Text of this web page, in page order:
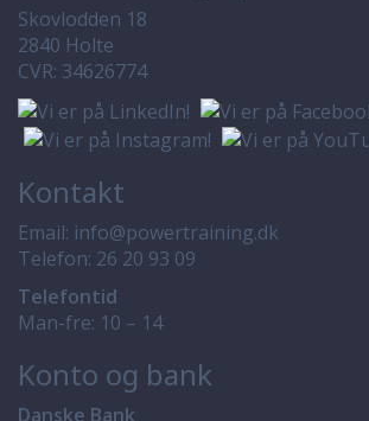
Skovlodden 18
2840 Holte
CVR: 34626774
Kontakt
Email: info@powertraining.dk
Telefon: 26 20 93 09
Telefontid
Man-fre: 10 – 14
Konto og bank
Danske Bank